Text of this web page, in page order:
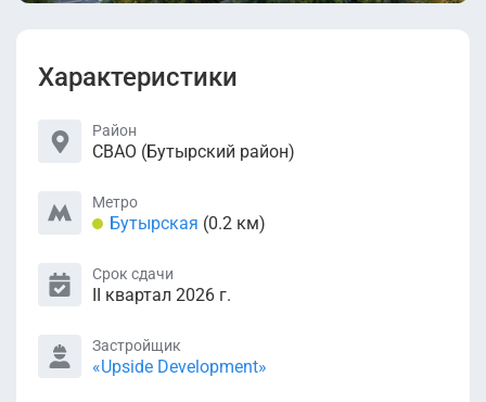
Характеристики
Район
СВАО (Бутырский район)
Метро
Бутырская (0.2 км)
Срок сдачи
II квартал 2026 г.
Застройщик
«Upside Development»